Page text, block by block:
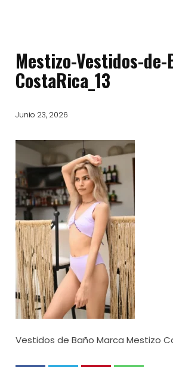
Mestizo-Vestidos-de-
CostaRica_13
Junio 23, 2026
Vestidos de Baño Marca Mestizo